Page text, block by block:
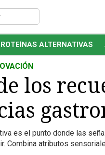
ALTERNATIVAS
los
es el punto donde las
Combina atributos